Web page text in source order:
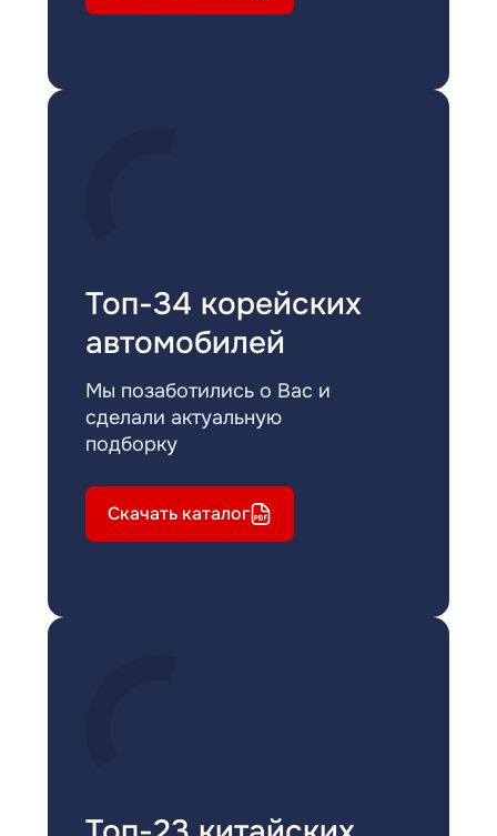
Топ-34 корейских
автомобилей
Мы позаботились о Вас и
сделали актуальную
подборку
Скачать каталог